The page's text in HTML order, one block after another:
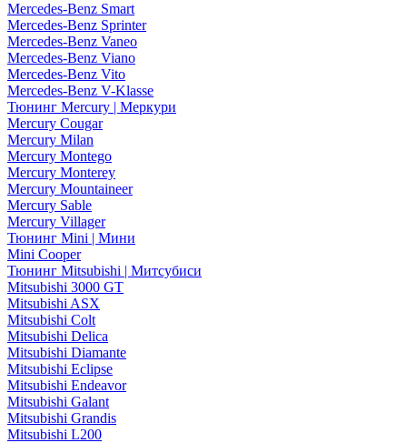
Mercedes-Benz Smart
Mercedes-Benz Sprinter
Mercedes-Benz Vaneo
Mercedes-Benz Viano
Mercedes-Benz Vito
Mercedes-Benz V-Klasse
Тюнинг Mercury | Меркури
Mercury Cougar
Mercury Milan
Mercury Montego
Mercury Monterey
Mercury Mountaineer
Mercury Sable
Mercury Villager
Тюнинг Mini | Мини
Mini Cooper
Тюнинг Mitsubishi | Митсубиси
Mitsubishi 3000 GT
Mitsubishi ASX
Mitsubishi Colt
Mitsubishi Delica
Mitsubishi Diamante
Mitsubishi Eclipse
Mitsubishi Endeavor
Mitsubishi Galant
Mitsubishi Grandis
Mitsubishi L200